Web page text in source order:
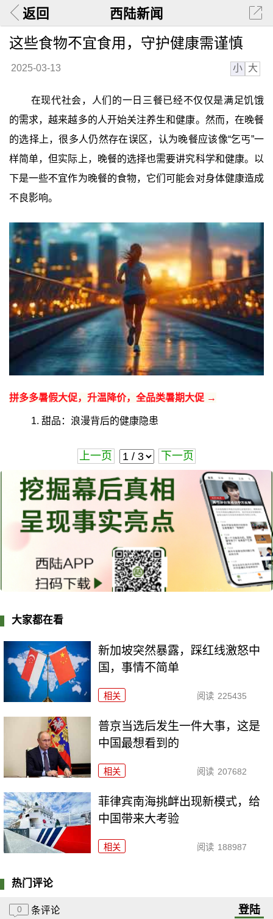
返回 西陆新闻
这些食物不宜食用，守护健康需谨慎
2025-03-13 小 大
在现代社会，人们的一日三餐已经不仅仅是满足饥饿
的需求，越来越多的人开始关注养生和健康。然而，在晚餐
的选择上，很多人仍然存在误区，认为晚餐应该像“乞丐”一
样简单，但实际上，晚餐的选择也需要讲究科学和健康。以
下是一些不宜作为晚餐的食物，它们可能会对身体健康造成
不良影响。
拼多多暑假大促，升温降价，全品类暑期大促 →
1. 甜品：浪漫背后的健康隐患
上一页 下一页
大家都在看
新加坡突然暴露，踩红线激怒中
国，事情不简单
相关 阅读 225435
普京当选后发生一件大事，这是
中国最想看到的
相关 阅读 207682
菲律宾南海挑衅出现新模式，给
中国带来大考验
相关 阅读 188987
热门评论
0 条评论 登陆